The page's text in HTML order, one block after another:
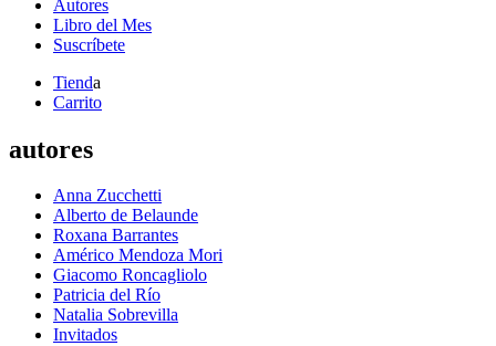
Autores
Libro del Mes
Suscríbete
Tienda
Carrito
autores
Anna Zucchetti
Alberto de Belaunde
Roxana Barrantes
Américo Mendoza Mori
Giacomo Roncagliolo
Patricia del Río
Natalia Sobrevilla
Invitados